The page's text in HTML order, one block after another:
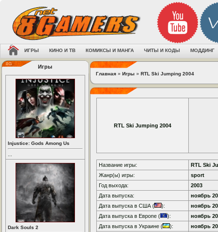
ИГРЫ КИНО И ТВ КОМИКСЫ И МАНГА ЧИТЫ И КОДЫ МОДДИНГ
Игры
Injustice: Gods Among Us
Dark Souls 2
Главная » Игры » RTL Ski Jumping 2004
RTL Ski Jumping 2004
Название игры:
RTL Ski
Жанр(ы) игры:
sport
Год выхода:
2003
Дата выпуска:
ноябрь
Дата выпуска в США (
):
ноябрь
Дата выпуска в Европе (
):
ноябрь
Дата выпуска в Украине (
):
ноябрь